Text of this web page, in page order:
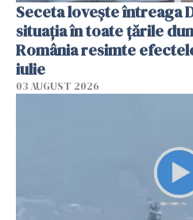
Seceta lovește întreaga
situația în toate țările
România resimte
iulie
03 AUGUST 2026